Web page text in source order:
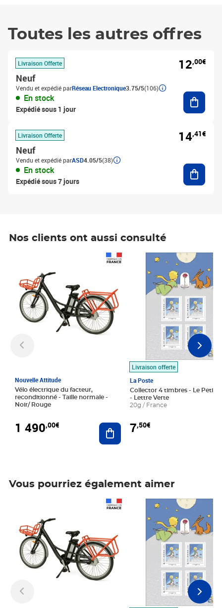
Toutes les autres offres
Livraison Offerte
Neuf
Vendu et expédié parRéseau Electronique3.75/5(106)
En stock
Expédié sous 1 jour
12,00€
Livraison Offerte
Neuf
Vendu et expédié parASD4.05/5(38)
En stock
Expédié sous 7 jours
14,41€
Nos clients ont aussi consulté
Nouvelle Attitude
Vélo électrique du facteur,
reconditionné - Taille normale -
Noir/ Rouge
1 490,00€ Ajouter au panier
Livraison offerte
La Poste
Collector 4 timbres - Le Petit
- Lettre Verte
20g / France
7,50€
Prix 7,50€
Vous pourriez également aimer
Prix 7,50€